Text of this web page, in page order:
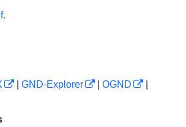
GND-Explorer OGND